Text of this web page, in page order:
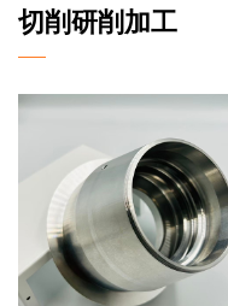
切削研削加工